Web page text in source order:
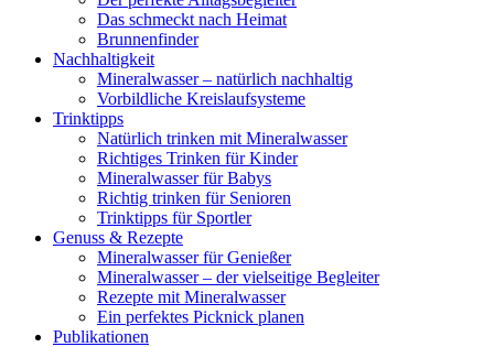
Das schmeckt nach Heimat
Brunnenfinder
Nachhaltigkeit
Mineralwasser – natürlich nachhaltig
Vorbildliche Kreislaufsysteme
Trinktipps
Natürlich trinken mit Mineralwasser
Richtiges Trinken für Kinder
Mineralwasser für Babys
Richtig trinken für Senioren
Trinktipps für Sportler
Genuss & Rezepte
Mineralwasser für Genießer
Mineralwasser – der vielseitige Begleiter
Rezepte mit Mineralwasser
Ein perfektes Picknick planen
Publikationen